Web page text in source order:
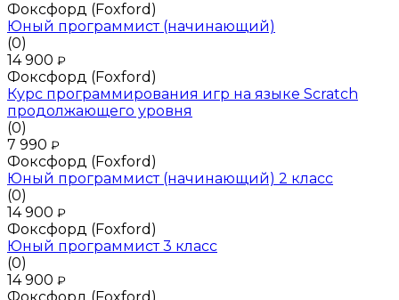
Фоксфорд (Foxford)
Юный программист (начинающий)
(0)
14 900 ₽
Фоксфорд (Foxford)
Курс программирования игр на языке Scratch
продолжающего уровня
(0)
7 990 ₽
Фоксфорд (Foxford)
Юный программист (начинающий) 2 класс
(0)
14 900 ₽
Фоксфорд (Foxford)
Юный программист 3 класс
(0)
14 900 ₽